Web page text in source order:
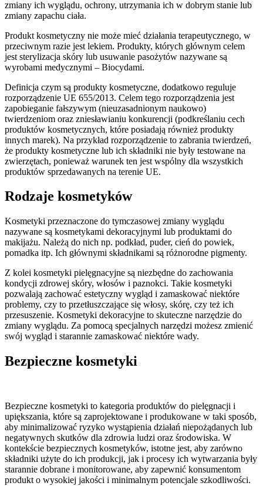
zmiany ich wyglądu, ochrony, utrzymania ich w dobrym stanie lub
zmiany zapachu ciała.
Produkt kosmetyczny nie może mieć działania terapeutycznego, w
przeciwnym razie jest lekiem. Produkty, których głównym celem
jest sterylizacja skóry lub usuwanie pasożytów nazywane są
wyrobami medycznymi – Biocydami.
Definicja czym są produkty kosmetyczne, dodatkowo reguluje
rozporządzenie UE 655/2013. Celem tego rozporządzenia jest
zapobieganie fałszywym (nieuzasadnionym naukowo)
twierdzeniom oraz zniesławianiu konkurencji (podkreślaniu cech
produktów kosmetycznych, które posiadają również produkty
innych marek). Na przykład rozporządzenie to zabrania twierdzeń,
że produkty kosmetyczne lub ich składniki nie były testowane na
zwierzętach, ponieważ warunek ten jest wspólny dla wszystkich
produktów sprzedawanych na terenie UE.
Rodzaje kosmetyków
Kosmetyki przeznaczone do tymczasowej zmiany wyglądu
nazywane są kosmetykami dekoracyjnymi lub produktami do
makijażu. Należą do nich np. podkład, puder, cień do powiek,
pomadka itp. Ich głównymi składnikami są różnorodne pigmenty.
Z kolei kosmetyki pielęgnacyjne są niezbędne do zachowania
kondycji zdrowej skóry, włosów i paznokci. Takie kosmetyki
pozwalają zachować estetyczny wygląd i zamaskować niektóre
problemy, czy to przetłuszczające się włosy, skórę, czy też ich
przesuszenie. Kosmetyki dekoracyjne to skuteczne narzędzie do
zmiany wyglądu. Za pomocą specjalnych narzędzi możesz zmienić
swój wygląd i starannie zamaskować niektóre wady.
Bezpieczne kosmetyki
Bezpieczne kosmetyki to kategoria produktów do pielęgnacji i
upiększania, które są zaprojektowane i produkowane w taki sposób,
aby minimalizować ryzyko wystąpienia działań niepożądanych lub
negatywnych skutków dla zdrowia ludzi oraz środowiska. W
kontekście bezpiecznych kosmetyków, istotne jest, aby zarówno
składniki użyte do ich produkcji, jak i procesy ich wytwarzania były
starannie dobrane i monitorowane, aby zapewnić konsumentom
produkt o wysokiej jakości i minimalnym potencjale szkodliwości.